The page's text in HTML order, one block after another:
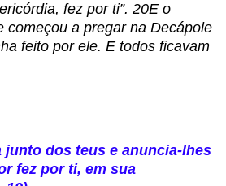
fez por ti”. 20E o
começou a pregar na Decápole
feito por ele. E todos ficavam
junto dos teus e anuncia-lhes
fez por ti, em sua